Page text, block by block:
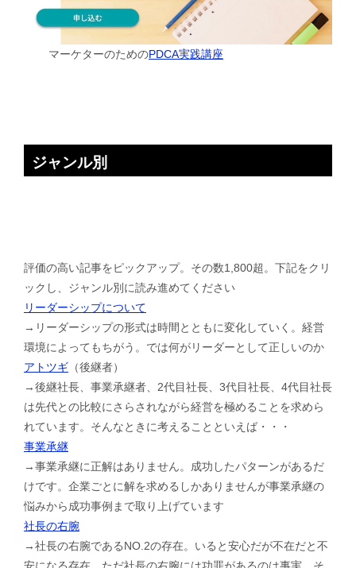
マーケターのためのPDCA実践講座
ジャンル別
評価の高い記事をピックアップ。その数1,800超。下記をクリ
ックし、ジャンル別に読み進めてください
リーダーシップについて
→リーダーシップの形式は時間とともに変化していく。経営
環境によってもちがう。では何がリーダーとして正しいのか
アトツギ （後継者）
→後継社長、事業承継者、2代目社長、3代目社長、4代目社長
は先代との比較にさらされながら経営を極めることを求めら
れています。そんなときに考えることといえば・・・
事業承継
→事業承継に正解はありません。成功したパターンがあるだ
けです。企業ごとに解を求めるしかありませんが事業承継の
悩みから成功事例まで取り上げています
社長の右腕
→社長の右腕であるNO.2の存在。いると安心だが不在だと不
安になる存在。ただ社長の右腕には功罪があるのは事実。そ